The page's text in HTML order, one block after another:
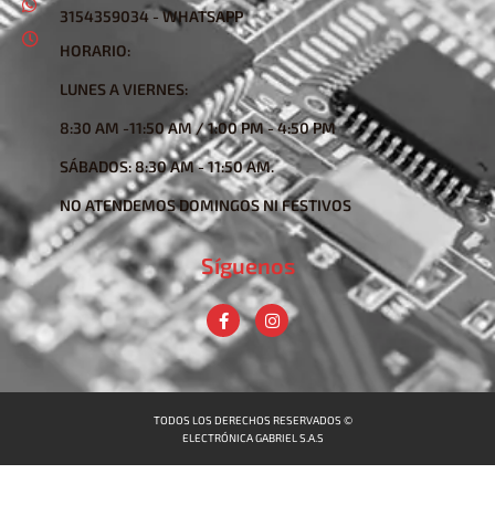
3154359034 - WHATSAPP
HORARIO:
LUNES A VIERNES:
8:30 AM -11:50 AM / 1:00 PM - 4:50 PM
SÁBADOS: 8:30 AM - 11:50 AM.
NO ATENDEMOS DOMINGOS NI FESTIVOS
Síguenos
TODOS LOS DERECHOS RESERVADOS ©
ELECTRÓNICA GABRIEL S.A.S